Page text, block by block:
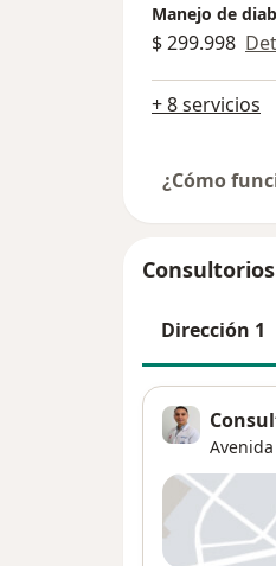
Manejo de
$ 299.998
+ 8 servicios
¿Cómo
Dirección 1